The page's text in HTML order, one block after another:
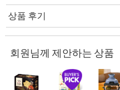
상품 후기
회원님께 제안하는 상품